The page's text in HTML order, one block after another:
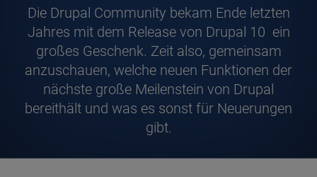
Die Drupal Community bekam Ende letzten
Jahres mit dem Release von Drupal 10 ein
großes Geschenk. Zeit also, gemeinsam
anzuschauen, welche neuen Funktionen der
nächste große Meilenstein von Drupal
bereithält und was es sonst für Neuerungen
gibt.